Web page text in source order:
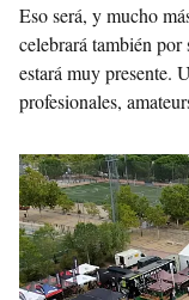
Eso será, y mucho
celebrará también
estará muy presente.
profesionales,